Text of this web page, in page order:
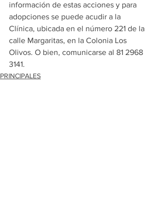
información de estas acciones y para
adopciones se puede acudir a la
Clínica, ubicada en el número 221 de la
calle Margaritas, en la Colonia Los
Olivos. O bien, comunicarse al 81 2968
3141.
PRINCIPALES